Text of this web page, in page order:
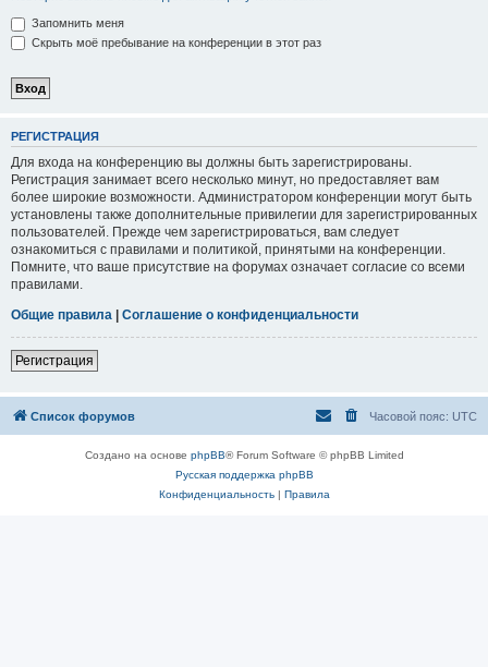
Запомнить меня
Скрыть моё пребывание на конференции в этот раз
РЕГИСТРАЦИЯ
Для входа на конференцию вы должны быть зарегистрированы.
Регистрация занимает всего несколько минут, но предоставляет вам
более широкие возможности. Администратором конференции могут быть
установлены также дополнительные привилегии для зарегистрированных
пользователей. Прежде чем зарегистрироваться, вам следует
ознакомиться с правилами и политикой, принятыми на конференции.
Помните, что ваше присутствие на форумах означает согласие со всеми
правилами.
Общие правила | Соглашение о конфиденциальности
Регистрация
Список форумов Часовой пояс: UTC
Создано на основе phpBB® Forum Software © phpBB Limited
Русская поддержка phpBB
Конфиденциальность| Правила